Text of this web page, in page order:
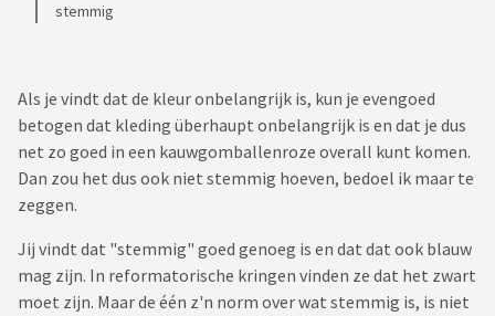
stemmig
Als je vindt dat de kleur onbelangrijk is, kun je evengoed
betogen dat kleding überhaupt onbelangrijk is en dat je dus
net zo goed in een kauwgomballenroze overall kunt komen.
Dan zou het dus ook niet stemmig hoeven, bedoel ik maar te
zeggen.
Jij vindt dat "stemmig" goed genoeg is en dat dat ook blauw
mag zijn. In reformatorische kringen vinden ze dat het zwart
moet zijn. Maar de één z'n norm over wat stemmig is, is niet